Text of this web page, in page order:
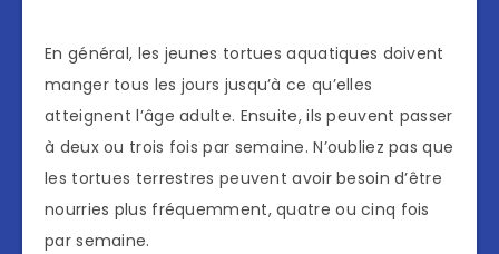
En général, les jeunes tortues aquatiques doivent
manger tous les jours jusqu’à ce qu’elles
atteignent l’âge adulte. Ensuite, ils peuvent passer
à deux ou trois fois par semaine. N’oubliez pas que
les tortues terrestres peuvent avoir besoin d’être
nourries plus fréquemment, quatre ou cinq fois
par semaine.